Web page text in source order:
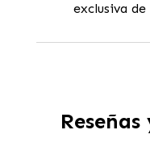
exclusiva